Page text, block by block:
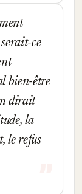
ce
bien-être
dirait
la
le refus